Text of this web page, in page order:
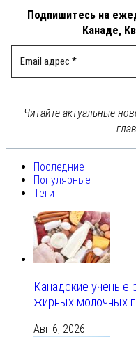
Подпишитесь на
Канаде,
Читайте актуальные
Последние
Популярные
Теги
Канадские ученые
жирных молочных
Авг 6, 2026